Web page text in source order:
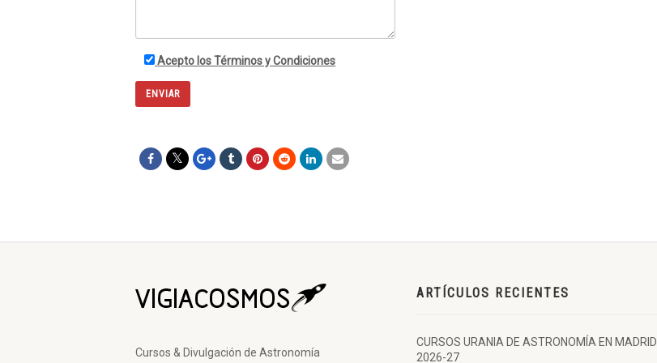
TEMA 21 : ASTRONOMÍA PRÁCTICA (I) : VARIABLES SUPERNOVAS
TEMA 22 : ASTRONOMÍA PRÁCTICA (II) : CIELO PROFUNDO
TEMA 23 : ASTRONOMÍA PRÁCTICA (III): CATÁLOGO MESSIER + MESSIER VIRTUAL
TEMA 25 : CONSTELACIONES (I) : GENERAL – CYBERSKY + DVD CONSTELACIONES
Acepto los Términos y Condiciones
Cursos & Divulgación de Astronomía
ARTÍCULOS RECIENTES
CURSOS URANIA DE ASTRONOMÍA EN MADRID
2026-27